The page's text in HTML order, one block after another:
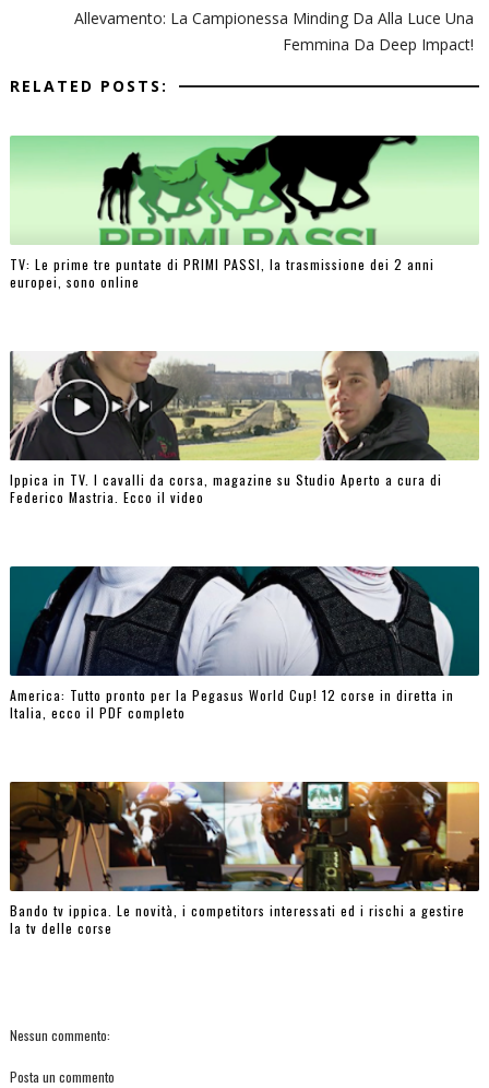
Allevamento: La Campionessa Minding Da Alla Luce Una
Femmina Da Deep Impact!
RELATED POSTS:
TV: Le prime tre puntate di PRIMI PASSI, la trasmissione dei 2 anni
europei, sono online
Ippica in TV. I cavalli da corsa, magazine su Studio Aperto a cura di
Federico Mastria. Ecco il video
America: Tutto pronto per la Pegasus World Cup! 12 corse in diretta in
Italia, ecco il PDF completo
Bando tv ippica. Le novità, i competitors interessati ed i rischi a gestire
la tv delle corse
Nessun commento:
Posta un commento